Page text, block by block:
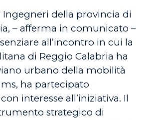
Ingegneri della provincia di
– afferma in comunicato –
all’incontro in cui la
di Reggio Calabria ha
urbano della mobilità
ha partecipato
interesse all’iniziativa. Il
strategico di